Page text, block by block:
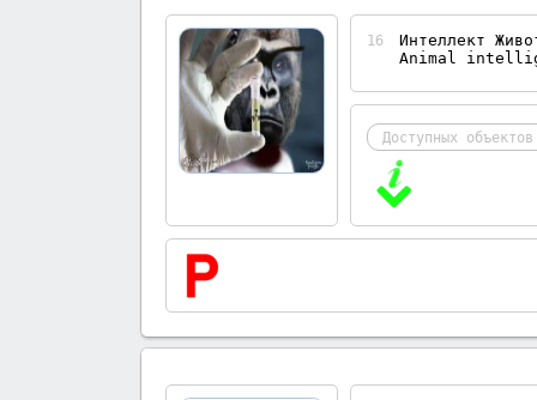
16
Интеллект
Animal
Доступных объектов